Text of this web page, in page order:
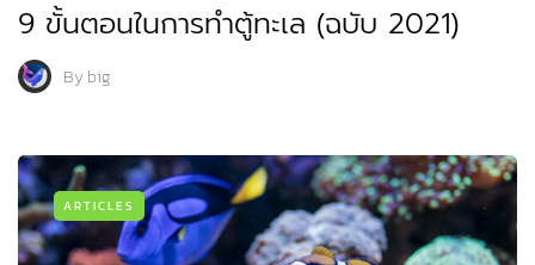
9 ขั้นตอนในการทำตู้ทะเล (ฉบับ 2021)
Bybig
ARTICLES